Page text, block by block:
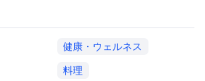
健康・ウェルネス
料理